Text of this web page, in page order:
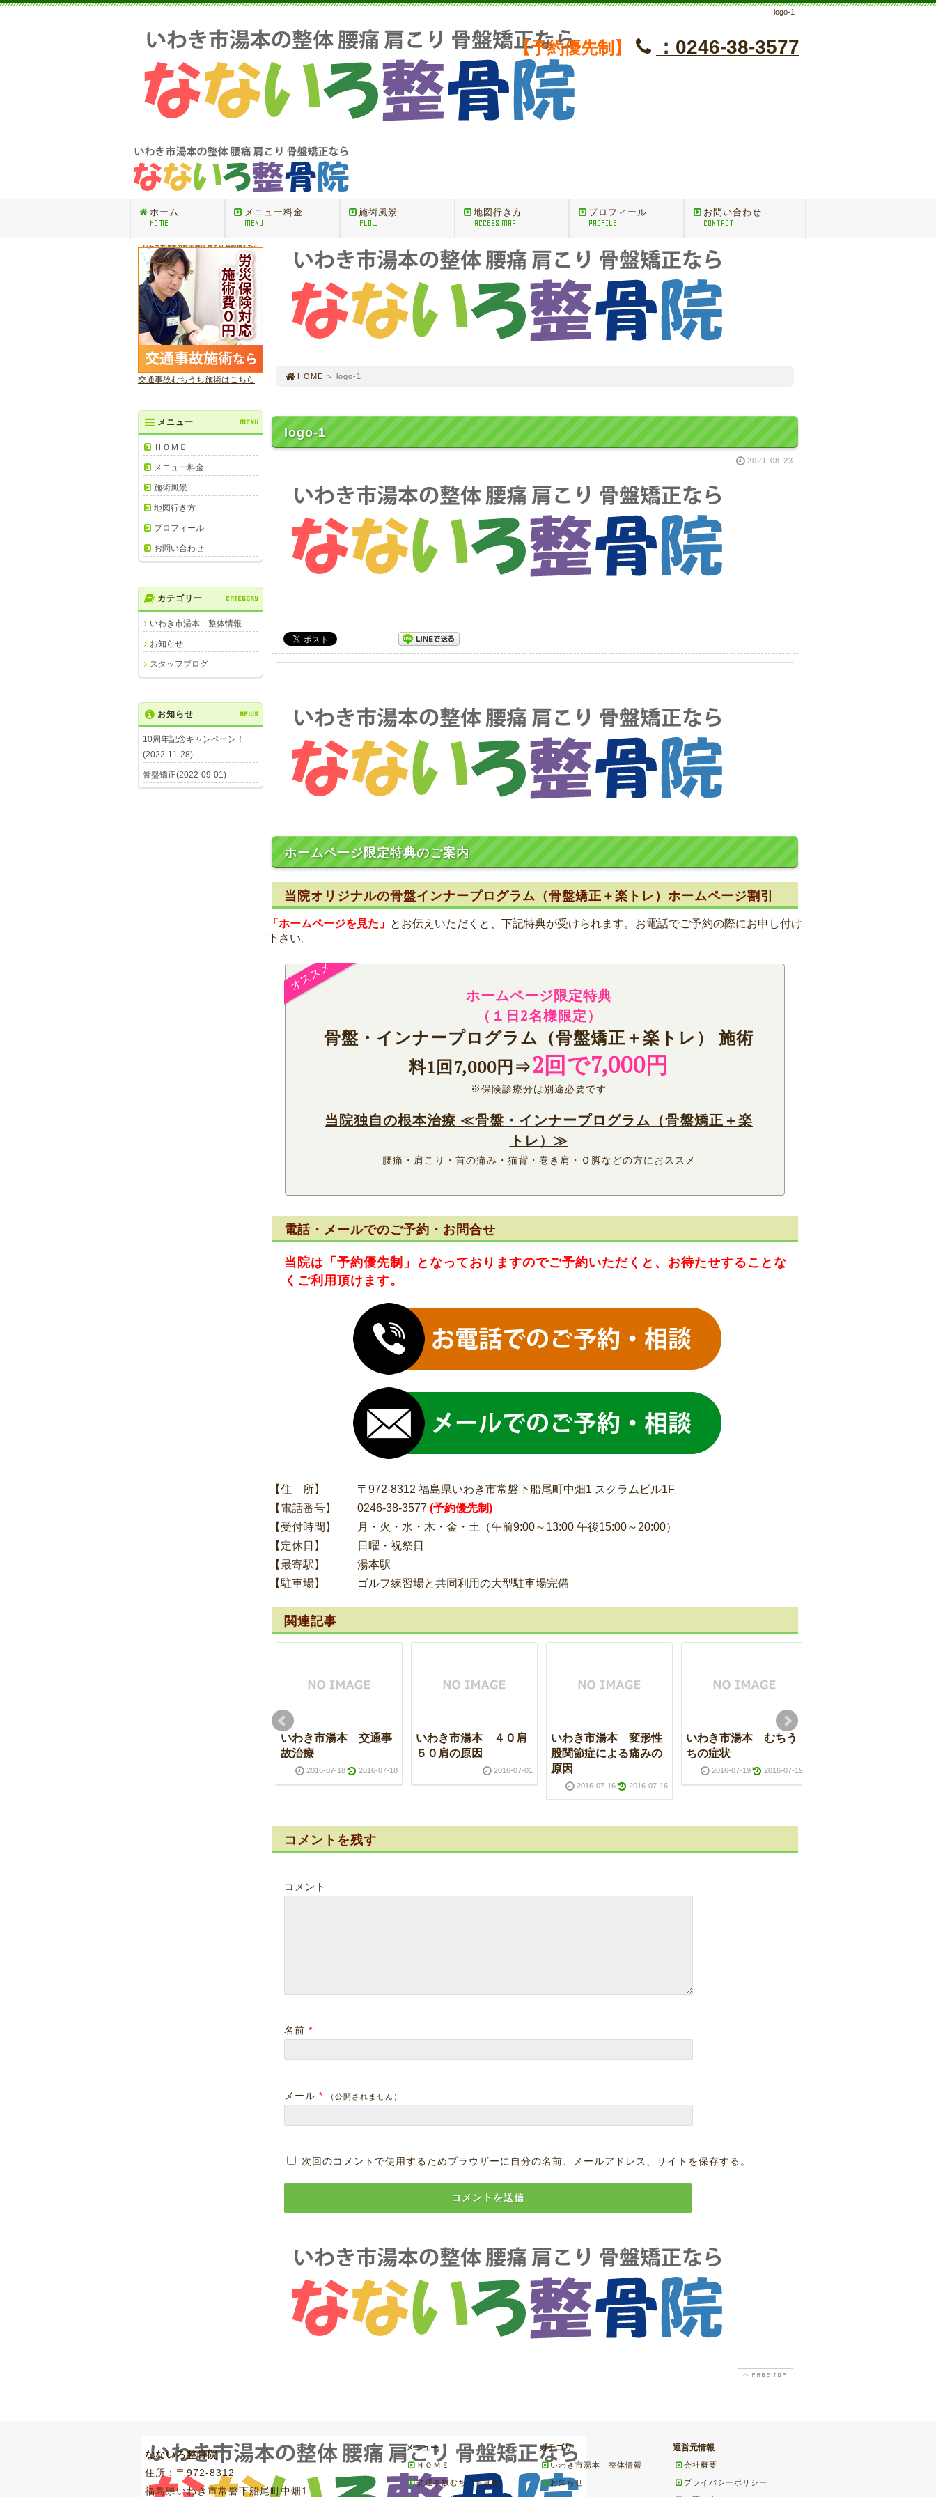
logo-1
【予約優先制】 ：0246-38-3577
ホーム
HOME
メニュー料金
MENU
施術風景
FLOW
地図行き方
ACCESS MAP
プロフィール
PROFILE
お問い合わせ
CONTACT
HOME > logo-1
logo-1
2021-08-23
ホームページ限定特典のご案内
当院オリジナルの骨盤インナープログラム（骨盤矯正＋楽トレ）ホームページ割引
「ホームページを見た」 とお伝えいただくと、下記特典が受けられます。お電話でご予約の際にお申し付け
下さい。
ホームページ限定特典
（ １日2名様限定）
骨盤・インナープログラム（骨盤矯正＋楽トレ） 施術
料1回7,000円⇒2回で7,000円
※保険診療分は別途必要です
当院独自の根本治療 ≪骨盤・インナープログラム（骨盤矯正＋楽
トレ）≫
腰痛・肩こり・首の痛み・猫背・巻き肩・Ｏ脚などの方におススメ
電話・メールでのご予約・お問合せ
当院は 「予約優先制」
となっておりますのでご予約いただくと、お待たせすることな
くご利用頂けます。
【住 所】
〒972-8312 福島県いわき市常磐下船尾町中畑1 スクラムビル1F
【電話番号】
0246-38-3577 (予約優先制)
【受付時間】
月・火・水・木・金・土（午前9:00～13:00 午後15:00～20:00）
【定休日】
日曜・祝祭日
【最寄駅】
湯本駅
【駐車場】
ゴルフ練習場と共同利用の大型駐車場完備
関連記事
いわき市湯本 交通事
故治療
2016-07-18 2016-07-18
いわき市湯本 ４０肩
５０肩の原因
2016-07-01
いわき市湯本 変形性
股関節症による痛みの
原因
2016-07-16 2016-07-16
いわき市湯本 むちう
ちの症状
2016-07-19 2016-07-19
コメントを残す
コメント
名前 *
メール * （公開されません）
次回のコメントで使用するためブラウザーに自分の名前、メールアドレス、サイトを保存する。
PAGE TOP
交通事故むちうち施術はこちら
メニュー MENU
ＨＯＭＥ
メニュー料金
施術風景
地図行き方
プロフィール
お問い合わせ
カテゴリー CATEGORY
いわき市湯本 整体情報
お知らせ
スタッフブログ
お知らせ NEWS
10周年記念キャンペーン！
(2022-11-28)
骨盤矯正(2022-09-01)
なないろ整骨院
住所：〒972-8312
福島県いわき市常磐下船尾町中畑1
メニュー
ＨＯＭＥ
交通事故むちうち施術
カテゴリ
いわき市湯本 整体情報
お知らせ
運営元情報
会社概要
プライバシーポリシー